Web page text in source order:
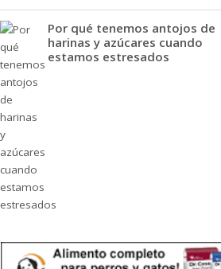
Por qué tenemos antojos de
harinas y azúcares cuando
estamos estresados